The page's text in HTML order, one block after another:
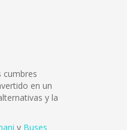
cumbres
en un
y la
y Buses